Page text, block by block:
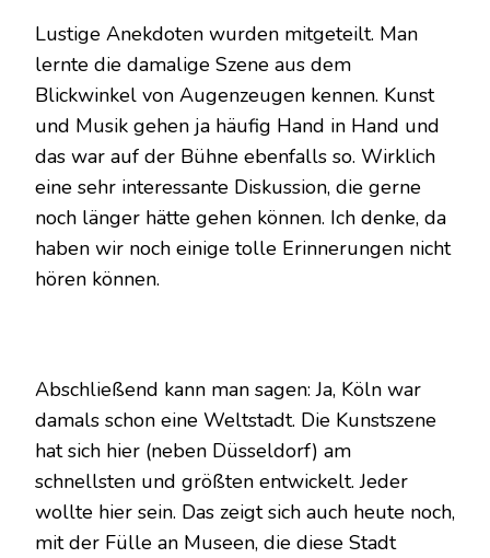
Lustige Anekdoten wurden mitgeteilt. Man
lernte die damalige Szene aus dem
Blickwinkel von Augenzeugen kennen. Kunst
und Musik gehen ja häufig Hand in Hand und
das war auf der Bühne ebenfalls so. Wirklich
eine sehr interessante Diskussion, die gerne
noch länger hätte gehen können. Ich denke, da
haben wir noch einige tolle Erinnerungen nicht
hören können.
Abschließend kann man sagen: Ja, Köln war
damals schon eine Weltstadt. Die Kunstszene
hat sich hier (neben Düsseldorf) am
schnellsten und größten entwickelt. Jeder
wollte hier sein. Das zeigt sich auch heute noch,
mit der Fülle an Museen, die diese Stadt